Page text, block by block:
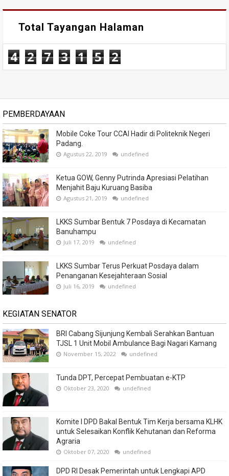
Total Tayangan Halaman
4 2 7 3 1 5 2
PEMBERDAYAAN
Mobile Coke Tour CCAI Hadir di Politeknik Negeri
Padang.
Agustus 22, 2019 undefined
Ketua GOW, Genny Putrinda Apresiasi Pelatihan
Menjahit Baju Kuruang Basiba
Agustus 21, 2019 undefined
LKKS Sumbar Bentuk 7 Posdaya di Kecamatan
Banuhampu
Juli 17, 2019 undefined
LKKS Sumbar Terus Perkuat Posdaya dalam
Penanganan Kesejahteraan Sosial
Juli 16, 2019 undefined
KEGIATAN SENATOR
BRI Cabang Sijunjung Kembali Serahkan Bantuan
TJSL 1 Unit Mobil Ambulance Bagi Nagari Kamang
November 15, 2022 undefined
Tunda DPT, Percepat Pembuatan e-KTP
Oktober 23, 2020 undefined
Komite I DPD Bakal Bentuk Tim Kerja bersama KLHK
untuk Selesaikan Konflik Kehutanan dan Reforma
Agraria
Oktober 07, 2020 undefined
DPD RI Desak Pemerintah untuk Lengkapi APD